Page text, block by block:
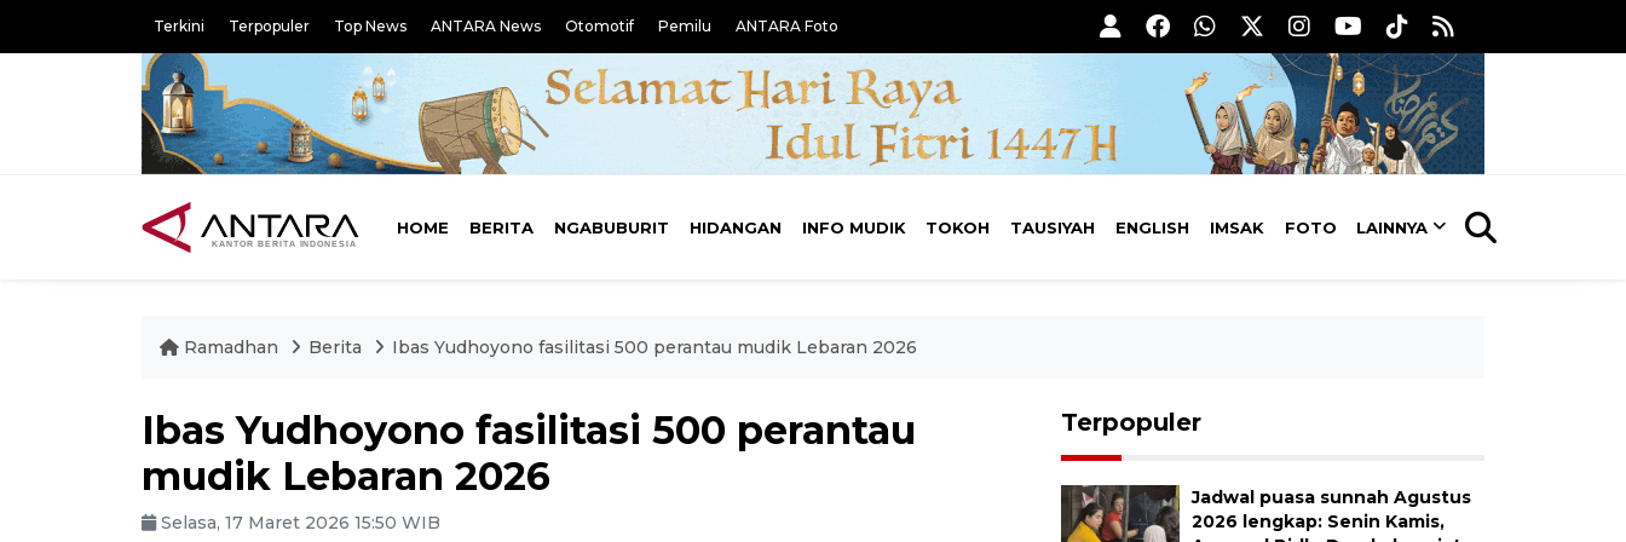
Terkini Terpopuler Top News ANTARA News Otomotif Pemilu ANTARA Foto
HOME BERITA NGABUBURIT HIDANGAN INFO MUDIK TOKOH TAUSIYAH ENGLISH IMSAK FOTO LAINNYA
Ramadhan Berita Ibas Yudhoyono fasilitasi 500 perantau mudik Lebaran 2026
Ibas Yudhoyono fasilitasi 500 perantau
mudik Lebaran 2026
Selasa, 17 Maret 2026 15:50 WIB
Terpopuler
Jadwal puasa sunnah Agustus
2026 lengkap: Senin Kamis,